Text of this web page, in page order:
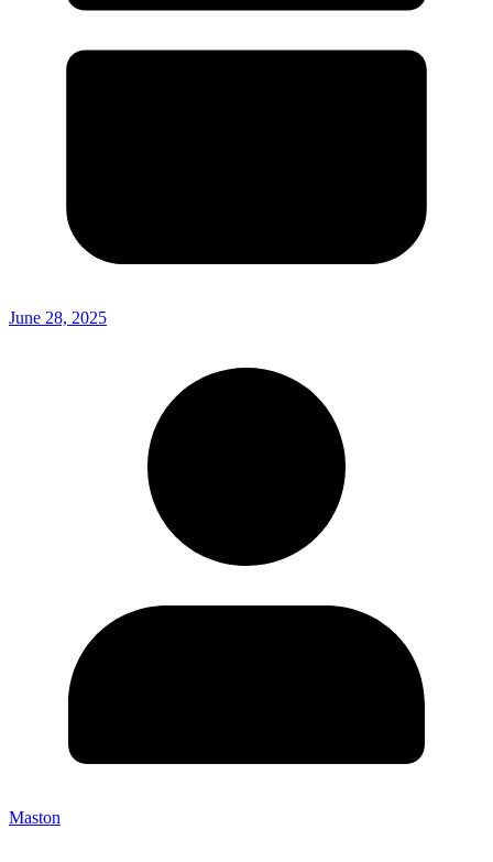
June 28, 2025
Maston